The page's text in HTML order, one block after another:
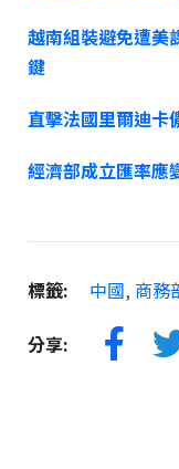
越南組裝避免遭
鍵
直擊法國里爾迪
經濟部成立匯率應
標籤: 中國, 商務
分享: